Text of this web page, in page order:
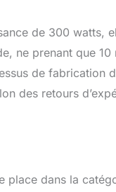
de 300 watts,
ne prenant que 10
de fabrication
des retours
place dans la